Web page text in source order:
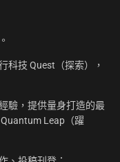
科技 Quest（探索），
驗，提供量身打造的最
Leap（躍